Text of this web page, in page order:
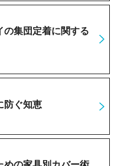
の集団定着に関する
防ぐ知恵